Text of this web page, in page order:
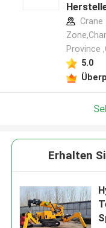
Province
5.0
Erhalten